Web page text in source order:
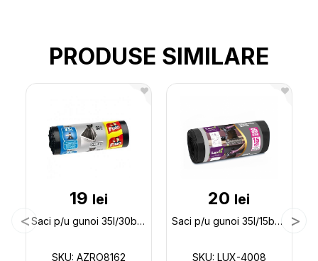
PRODUSE SIMILARE
19 lei
Saci p/u gunoi 35l/30buc AZRO8162
SKU: AZRO8162
20 lei
Saci p/u gunoi 35l/15buc Luxia LUX-4008
SKU: LUX-4008